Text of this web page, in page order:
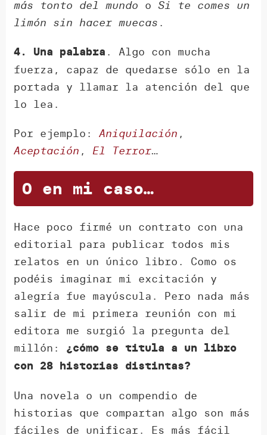
más tonto del mundo oSi te comes un
limón sin hacer muecas .
4. Una palabra . Algo con mucha
fuerza, capaz de quedarse sólo en la
portada y llamar la atención del que
lo lea.
Por ejemplo:Aniquilación ,
Aceptación ,El Terror…
O en mi caso…
Hace poco firmé un contrato con una
editorial para publicar todos mis
relatos en un único libro. Como os
podéis imaginar mi excitación y
alegría fue mayúscula. Pero nada más
salir de mi primera reunión con mi
editora me surgió la pregunta del
millón: ¿cómo se titula a un libro
con 28 historias distintas?
Una novela o un compendio de
historias que compartan algo son más
fáciles de unificar. Es más fácil